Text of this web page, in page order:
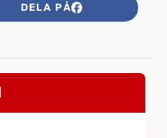
DELA PÅ